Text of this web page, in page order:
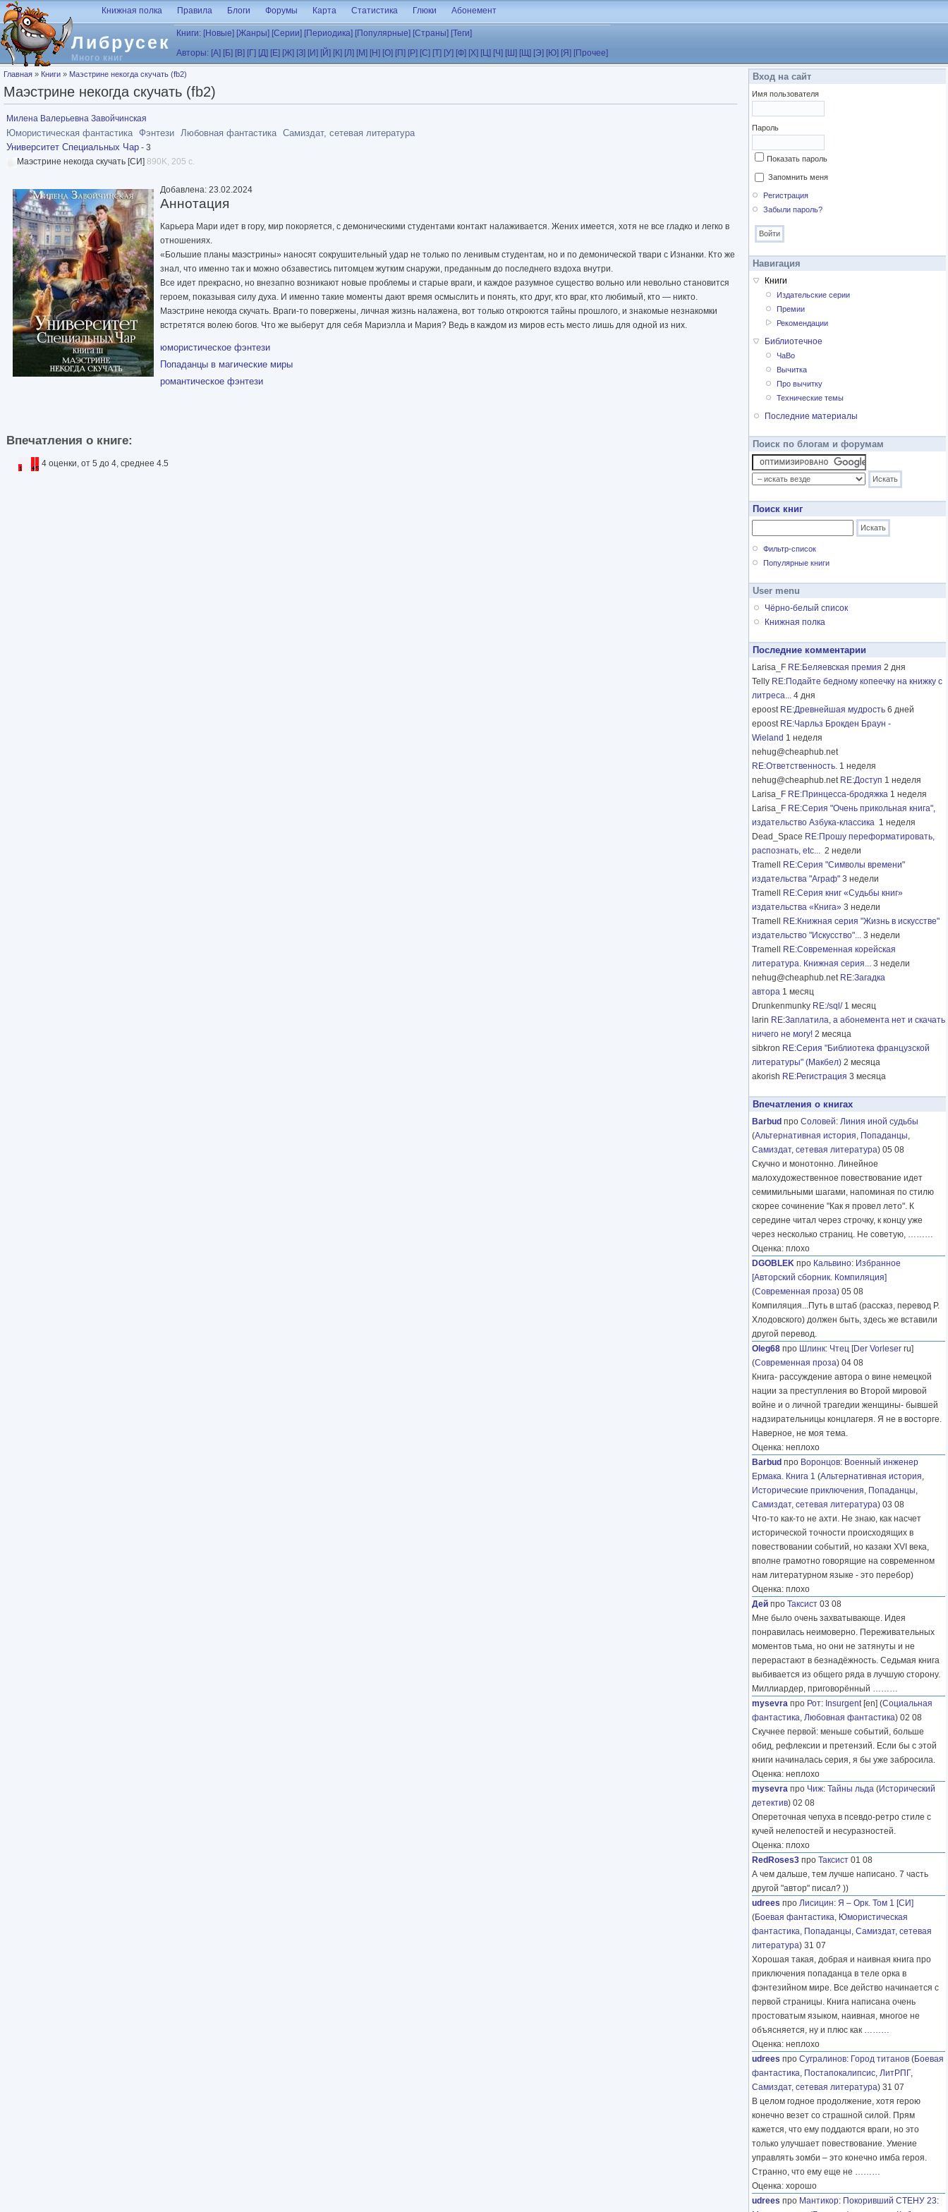
Перейти к основному содержанию
Либрусек
Много книг
Книжная полка Правила Блоги Форумы Карта Статистика Глюки Абонемент
Книги: [Новые] [Жанры] [Серии] [Периодика] [Популярные] [Страны] [Теги]
Авторы: [А] [Б] [В] [Г] [Д] [Е] [Ж] [З] [И] [Й] [К] [Л] [М] [Н] [О] [П] [Р] [С] [Т] [У] [Ф] [Х] [Ц] [Ч] [Ш] [Щ] [Э] [Ю] [Я] [Прочее]
Вы здесь
Главная » Книги » Маэстрине некогда скучать (fb2)
Маэстрине некогда скучать (fb2)
Милена Валерьевна Завойчинская
Юмористическая фантастика Фэнтези Любовная фантастика Самиздат, сетевая литература
Университет Специальных Чар - 3
Маэстрине некогда скучать [СИ] 890K, 205 с.
Добавлена: 23.02.2024
Аннотация
Карьера Мари идет в гору, мир покоряется, с демоническими студентами контакт налаживается. Жених имеется, хотя не все гладко и легко в
отношениях.
«Большие планы маэстрины» наносят сокрушительный удар не только по ленивым студентам, но и по демонической твари с Изнанки. Кто же
знал, что именно так и можно обзавестись питомцем жутким снаружи, преданным до последнего вздоха внутри.
Все идет прекрасно, но внезапно возникают новые проблемы и старые враги, и каждое разумное существо вольно или невольно становится
героем, показывая силу духа. И именно такие моменты дают время осмыслить и понять, кто друг, кто враг, кто любимый, кто — никто.
Маэстрине некогда скучать. Враги-то повержены, личная жизнь налажена, вот только откроются тайны прошлого, и знакомые незнакомки
встретятся волею богов. Что же выберут для себя Мариэлла и Мария? Ведь в каждом из миров есть место лишь для одной из них.
юмористическое фэнтези
Попаданцы в магические миры
романтическое фэнтези
Впечатления о книге:
4 оценки, от 5 до 4, среднее 4.5
Вход на сайт
Имя пользователя
Пароль
Показать пароль
Запомнить меня
Регистрация
Забыли пароль?
Навигация
Книги
Издательские серии
Премии
Рекомендации
Библиотечное
ЧаВо
Вычитка
Про вычитку
Технические темы
Последние материалы
Поиск по блогам и форумам
Поиск книг
Фильтр-список
Популярные книги
User menu
Чёрно-белый список
Книжная полка
Последние комментарии
Larisa_F RE:Беляевская премия 2 дня
Telly RE:Подайте бедному копеечку на книжку с
литреса... 4 дня
epoost RE:Древнейшая мудрость 6 дней
epoost RE:Чарльз Брокден Браун -
Wieland 1 неделя
nehug@cheaphub.net
RE:Ответственность. 1 неделя
nehug@cheaphub.net RE:Доступ 1 неделя
Larisa_F RE:Принцесса-бродяжка 1 неделя
Larisa_F RE:Серия "Очень прикольная книга",
издательство Азбука-классика 1 неделя
Dead_Space RE:Прошу переформатировать,
распознать, etc... 2 недели
Tramell
RE:Серия "Символы времени"
издательства "Аграф" 3 недели
Tramell
RE:Серия книг «Судьбы книг»
издательства «Книга» 3 недели
Tramell
RE:Книжная серия "Жизнь в искусстве"
издательство "Искусство"... 3 недели
Tramell
RE:Современная корейская
литература. Книжная серия... 3 недели
nehug@cheaphub.net RE:Загадка
автора 1 месяц
Drunkenmunky RE:/sql/ 1 месяц
larin RE:Заплатила, а абонемента нет и скачать
ничего не могу! 2 месяца
sibkron RE:Серия "Библиотека французской
литературы" (Макбел) 2 месяца
akorish RE:Регистрация 3 месяца
Впечатления о книгах
Barbud про Соловей: Линия иной судьбы
(Альтернативная история, Попаданцы,
Самиздат, сетевая литература) 05 08
Скучно и монотонно. Линейное
малохудожественное повествование идет
семимильными шагами, напоминая по стилю
скорее сочинение "Как я провел лето". К
середине читал через строчку, к концу уже
через несколько страниц. Не советую, ………
Оценка: плохо
DGOBLEK про Кальвино: Избранное
[Авторский сборник. Компиляция]
(Современная проза) 05 08
Компиляция...Путь в штаб (рассказ, перевод Р.
Хлодовского) должен быть, здесь же вставили
другой перевод.
Oleg68 про Шлинк: Чтец [Der Vorleser ru]
(Современная проза) 04 08
Книга- рассуждение автора о вине немецкой
нации за преступления во Второй мировой
войне и о личной трагедии женщины- бывшей
надзирательницы концлагеря. Я не в восторге.
Наверное, не моя тема.
Оценка: неплохо
Barbud про Воронцов: Военный инженер
Ермака. Книга 1 (Альтернативная история,
Исторические приключения, Попаданцы,
Самиздат, сетевая литература) 03 08
Что-то как-то не ахти. Не знаю, как насчет
исторической точности происходящих в
повествовании событий, но казаки XVI века,
вполне грамотно говорящие на современном
нам литературном языке - это перебор)
Оценка: плохо
Дей про Таксист 03 08
Мне было очень захватывающе. Идея
понравилась неимоверно. Переживательных
моментов тьма, но они не затянуты и не
перерастают в безнадёжность. Седьмая книга
выбивается из общего ряда в лучшую сторону.
Миллиардер, приговорённый ………
mysevra про Рот: Insurgent[en] (Социальная
фантастика, Любовная фантастика) 02 08
Скучнее первой: меньше событий, больше
обид, рефлексии и претензий. Если бы с этой
книги начиналась серия, я бы уже забросила.
Оценка: неплохо
mysevra про Чиж: Тайны льда (Исторический
детектив) 02 08
Опереточная чепуха в псевдо-ретро стиле с
кучей нелепостей и несуразностей.
Оценка: плохо
RedRoses3 про Таксист 01 08
А чем дальше, тем лучше написано. 7 часть
другой "автор" писал? ))
udrees про Лисицин: Я – Орк. Том 1 [СИ]
(Боевая фантастика, Юмористическая
фантастика, Попаданцы, Самиздат, сетевая
литература) 31 07
Хорошая такая, добрая и наивная книга про
приключения попаданца в теле орка в
фэнтезийном мире. Все действо начинается с
первой страницы. Книга написана очень
простоватым языком, наивная, многое не
объясняется, ну и плюс как ………
Оценка: неплохо
udrees про Сугралинов: Город титанов (Боевая
фантастика, Постапокалипсис, ЛитРПГ,
Самиздат, сетевая литература) 31 07
В целом годное продолжение, хотя герою
конечно везет со страшной силой. Прям
кажется, что ему поддаются враги, но это
только улучшает повествование. Умение
управлять зомби – это конечно имба героя.
Странно, что ему еще не ………
Оценка: хорошо
udrees про Мантикор: Покоривший СТЕНУ 23: